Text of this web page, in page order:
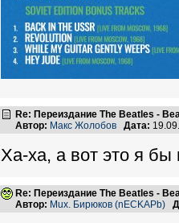
Re: Переиздание The Beatles -
Автор: Макс Жолобов Дата:
Ха-ха, а вот это я
Re: Переиздание The Beatles -
Автор: Mux. Бирюков (nECKAPb)